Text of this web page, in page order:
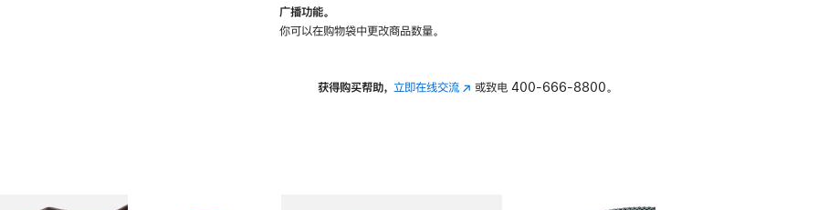
广播功能。
你可以在购物袋中更改商品数量。
获得购买帮助， 立即在线交流(在 或致电 400-666-8800。